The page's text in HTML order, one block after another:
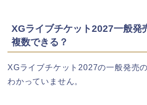
XGライブチケット2027一般発
複数できる？
XGライブチケット2027の一般発売
わかっていません。